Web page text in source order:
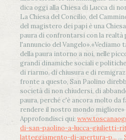
dica oggi alla Chiesa di Lucca di
La Chiesa del Concilio, del
del magistero dei papi è una
paura di confrontarsi con la realtà
l'annuncio del Vangelo».«Vediamo
della paura intorno a noi, nelle
grandi dinamiche sociali e
di riarmo, di chiusura e di
fronte a questo, San Paolino
società di non chiudersi, di
paura, perché c'è ancora molto da
rendere il nostro mondo migliore»
Approfondisci qui:
di-san-paolino-a-lucca-giulietti-
latteggiamento-di-apertura-p... ...